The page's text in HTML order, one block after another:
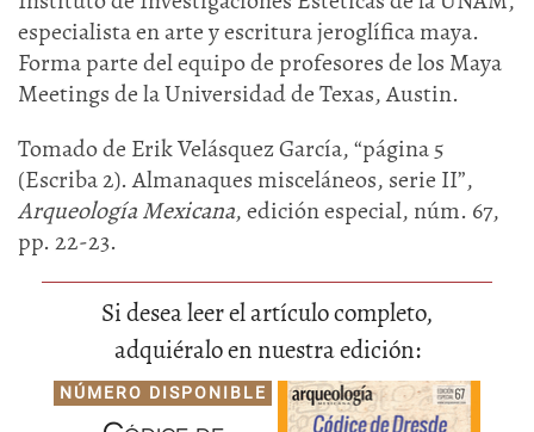
especialista en arte y escritura jeroglífica maya.
Forma parte del equipo de profesores de los Maya
Meetings de la Universidad de Texas, Austin.
Tomado de Erik Velásquez García, “página 5
(Escriba 2). Almanaques misceláneos, serie II”,
Arqueología Mexicana, edición especial, núm. 67,
pp. 22-23.
Si desea leer el artículo completo,
adquiéralo en nuestra edición:
NÚMERO DISPONIBLE